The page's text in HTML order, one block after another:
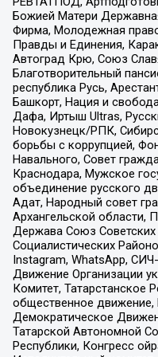
Божией Матери
Фирма, Молодежная
Правды и Единения,
Автоград Крю, Союз
Благотворительный
республика Русь,
Башкорт, Нация и
Дафа, Иртыш Ultras,
Новокузнецк/РПК,
борьбы с коррупцией,
Навального, Совет
Краснодара, Мужское
объединение русского
Адат, Народный совет
Архангельской области,
Держава Союз Советских
Социалистических
Instagram, WhatsApp,
Движение Организации
Комитет, Татарстанское
общественное
Демократическое
Татарской Автономной
Республики, Конгресс